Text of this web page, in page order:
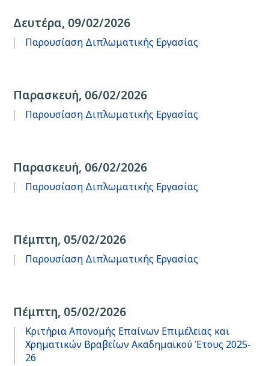
Δευτέρα, 09/02/2026
Παρουσίαση Διπλωματικής Εργασίας
Παρασκευή, 06/02/2026
Παρουσίαση Διπλωματικής Εργασίας
Παρασκευή, 06/02/2026
Παρουσίαση Διπλωματικής Εργασίας
Πέμπτη, 05/02/2026
Παρουσίαση Διπλωματικής Εργασίας
Πέμπτη, 05/02/2026
Κριτήρια Απονομής Επαίνων Επιμέλειας και
Χρηματικών Βραβείων Ακαδημαϊκού Έτους 2025-
26